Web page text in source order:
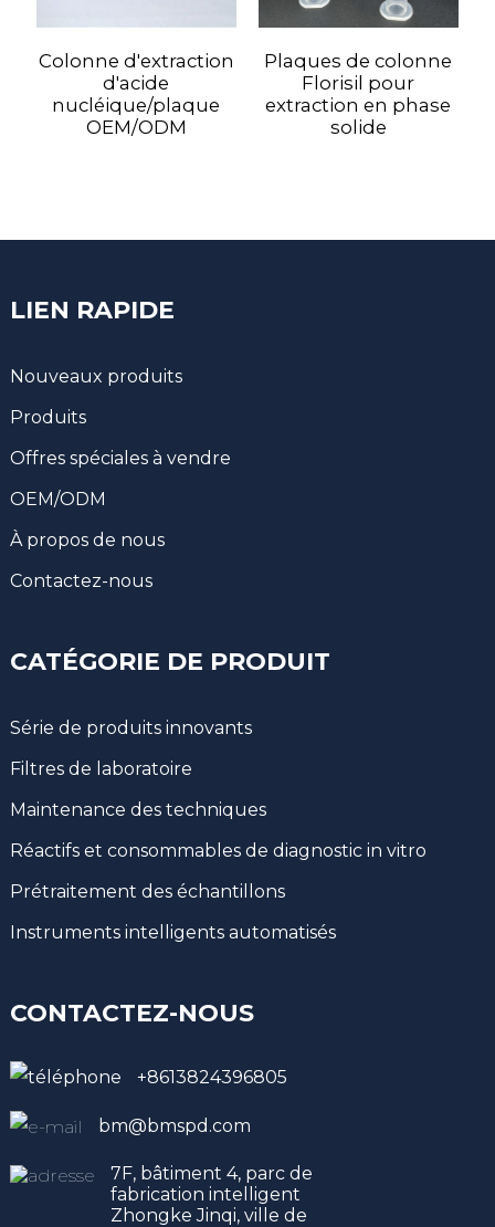
Colonne d'extraction
d'acide
nucléique/plaque
OEM/ODM
Plaques de colonne
Florisil pour
extraction en phase
solide
LIEN RAPIDE
Nouveaux produits
Produits
Offres spéciales à vendre
OEM/ODM
À propos de nous
Contactez-nous
CATÉGORIE DE PRODUIT
Série de produits innovants
Filtres de laboratoire
Maintenance des techniques
Réactifs et consommables de diagnostic in vitro
Prétraitement des échantillons
Instruments intelligents automatisés
CONTACTEZ-NOUS
+8613824396805
bm@bmspd.com
7F, bâtiment 4, parc de
fabrication intelligent
Zhongke Jinqi, ville de